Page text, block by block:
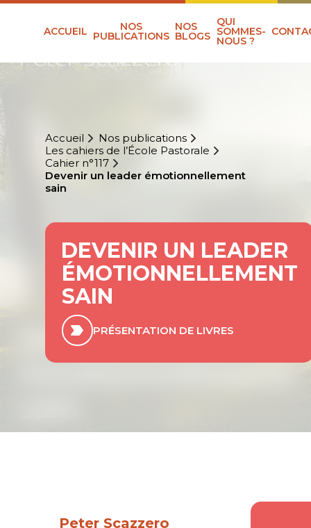
ACCUEIL NOS
PUBLICATIONS
NOS
BLOGS
QUI
SOMMES-
NOUS ?
Accueil
Nos publications
Les cahiers de l’École Pastorale
Cahier n°117
Devenir un leader émotionnellement
sain
DEVENIR UN LEADER
ÉMOTIONNELLEMENT
SAIN
PRÉSENTATION DE LIVRES
Peter Scazzero